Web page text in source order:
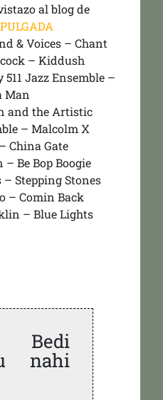
al blog de
& Voices – Chant
– Kiddush
Jazz Ensemble –
Man
and the Artistic
– Malcolm X
China Gate
Be Bop Boogie
Stepping Stones
– Comin Back
– Blue Lights
Bedi
nahi